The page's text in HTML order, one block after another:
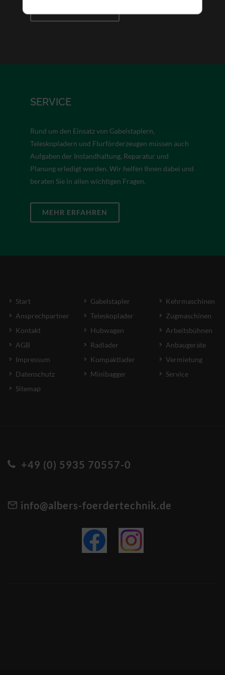
SERVICE
Rund um den Einsatz von Gabelstaplern,
Teleskopladern und Flurförderzeugen müssen auch
Aufgaben der Instandhaltung, Reparatur und
Planung erledigt werden. Wir helfen Ihnen dabei und
beraten Sie in allen wichtigen Fragen.
MEHR ERFAHREN
Start
Ansprechpartner
Kontakt
AGB
Impressum
Datenschutz
Sitemap
Gabelstapler
Teleskoplader
Hubwagen
Radlader
Kompaktlader
Minibagger
Kehrmaschinen
Zugmaschinen
Arbeitsbühnen
Anbaugeräte
Vermietung
Service
+49 (0) 5935 70557-0
info@albers-foerdertechnik.de